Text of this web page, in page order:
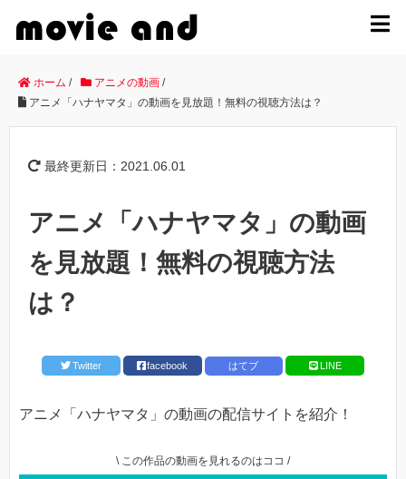
ホーム / アニメの動画 /
アニメ「ハナヤマタ」の動画を見放題！無料の視聴方法は？
最終更新日：2021.06.01
アニメ「ハナヤマタ」の動画
を見放題！無料の視聴方法
は？
Twitter facebook はてブ LINE
アニメ「ハナヤマタ」の動画の配信サイトを紹介！
\ この作品の動画を見れるのはココ /